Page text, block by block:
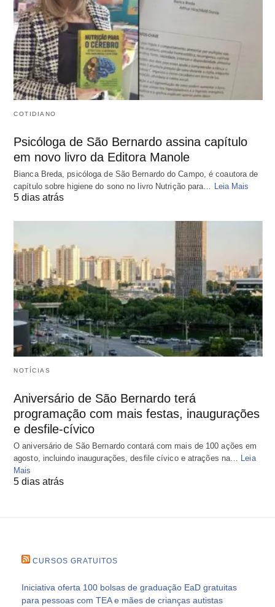
COTIDIANO
Psicóloga de São Bernardo assina capítulo
em novo livro da Editora Manole
Bianca Breda, psicóloga de São Bernardo do Campo, é coautora de
capítulo sobre higiene do sono no livro Nutrição para… Leia Mais
5 dias atrás
NOTÍCIAS
Aniversário de São Bernardo terá
programação com mais festas, inaugurações
e desfile-cívico
O aniversário de São Bernardo contará com mais de 100 ações em
agosto, incluindo inaugurações, desfile cívico e atrações na…
Leia
Mais
5 dias atrás
CURSOS GRATUITOS
Iniciativa oferta 100 bolsas de graduação EaD gratuitas
para pessoas com TEA e mães de crianças autistas